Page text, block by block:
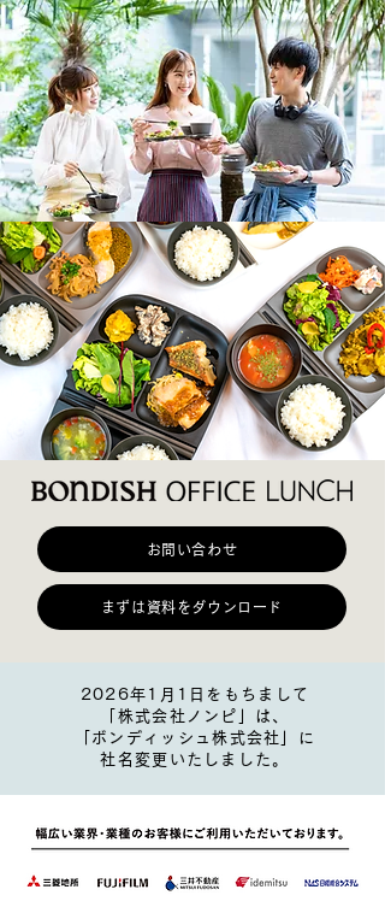
お問い合わせ
まずは資料をダウンロード
2026年1月1日をもちまして
「株式会社ノンピ」は、
「ボンディッシュ株式会社」に
社名変更いたしました。